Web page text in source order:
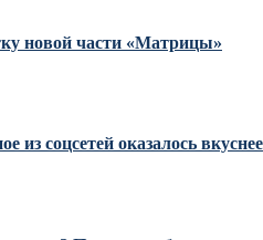
новой части «Матрицы»
из соцсетей оказалось вкуснее